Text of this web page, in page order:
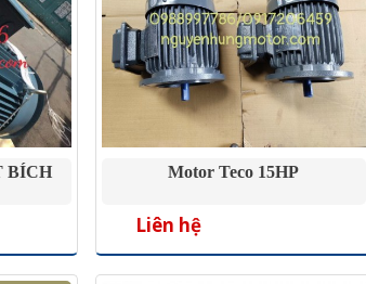
BÍCH Motor Teco 15HP
Liên hệ